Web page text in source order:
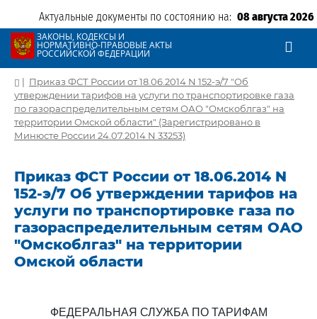
Актуальные документы по состоянию на: 08 августа 2026
ЗАКОНЫ, КОДЕКСЫ И
НОРМАТИВНО-ПРАВОВЫЕ АКТЫ
РОССИЙСКОЙ ФЕДЕРАЦИИ
| Приказ ФСТ России от 18.06.2014 N 152-э/7 "Об
утверждении тарифов на услуги по транспортировке газа
по газораспределительным сетям ОАО "Омскоблгаз" на
территории Омской области" (Зарегистрировано в
Минюсте России 24.07.2014 N 33253)
Приказ ФСТ России от 18.06.2014 N
152-э/7 Об утверждении тарифов на
услуги по транспортировке газа по
газораспределительным сетям ОАО
"Омскоблгаз" на территории
Омской области
ФЕДЕРАЛЬНАЯ СЛУЖБА ПО ТАРИФАМ